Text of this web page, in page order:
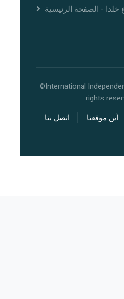
خلدا - الصفحة الرئيسية
©International
rights
أين موقعنا اتصل بنا